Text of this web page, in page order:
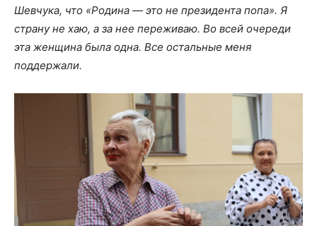
Шевчука, что «Родина — это не президента попа». Я
страну не хаю, а за нее переживаю. Во всей очереди
эта женщина была одна. Все остальные меня
поддержали.